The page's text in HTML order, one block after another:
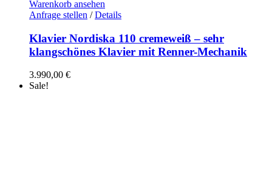
Warenkorb ansehen
Anfrage stellen / Details
Klavier Nordiska 110 cremeweiß – sehr
klangschönes Klavier mit Renner-Mechanik
3.990,00 €
Sale!